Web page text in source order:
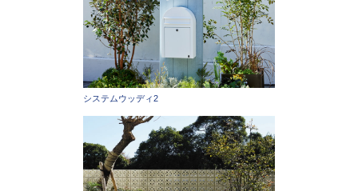
システムウッディ2